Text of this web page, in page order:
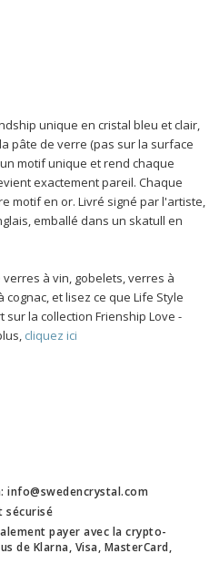
unique en cristal bleu et clair,
pâte de verre (pas sur la surface
motif unique et rend chaque
exactement pareil. Chaque
motif en or. Livré signé par l'artiste,
emballé dans un skatull en
à vin, gobelets, verres à
et lisez ce que Life Style
la collection Frienship Love -
cliquez ici
info@swedencrystal.com
sécurisé
payer avec la crypto-
de Klarna, Visa, MasterCard,